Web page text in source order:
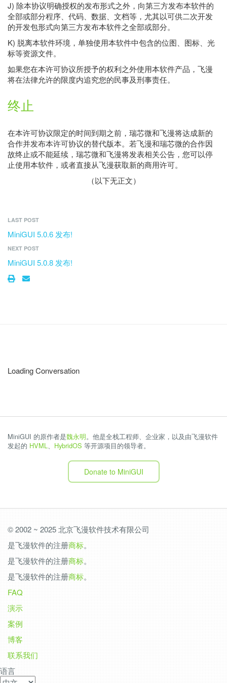
J) 除本协议明确授权的发布形式之外，向第三方发布本软件的
全部或部分程序、代码、数据、文档等，尤其以可供二次开发
的开发包形式向第三方发布本软件之全部或部分。
K) 脱离本软件环境，单独使用本软件中包含的位图、图标、光
标等资源文件。
如果您在本许可协议所授予的权利之外使用本软件产品，飞漫
将在法律允许的限度内追究您的民事及刑事责任。
终止
在本许可协议限定的时间到期之前，瑞芯微和飞漫将达成新的
合作并发布本许可协议的替代版本。若飞漫和瑞芯微的合作因
故终止或不能延续，瑞芯微和飞漫将发表相关公告，您可以停
止使用本软件，或者直接从飞漫获取新的商用许可。
（以下无正文）
LAST POST
MiniGUI 5.0.6 发布!
NEXT POST
MiniGUI 5.0.8 发布!
Loading Conversation
MiniGUI 的原作者是魏永明。他是全栈工程师、企业家，以及由飞漫软件
发起的 HVML、 HybridOS 等开源项目的领导者。
Donate to MiniGUI
© 2002 ~ 2025 北京飞漫软件技术有限公司
是飞漫软件的注册商标。
是飞漫软件的注册商标。
是飞漫软件的注册商标。
FAQ
演示
案例
博客
联系我们
语言